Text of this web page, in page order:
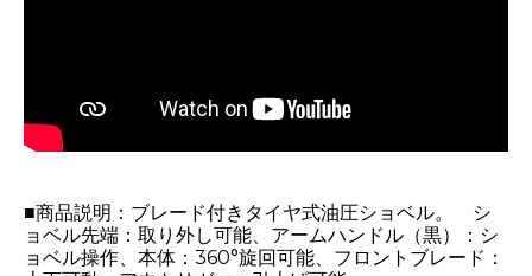
■商品説明：ブレード付きタイヤ式油圧ショベル。 シ
ョベル先端：取り外し可能、アームハンドル（黒）：シ
ョベル操作、本体：360°旋回可能、フロントブレード：